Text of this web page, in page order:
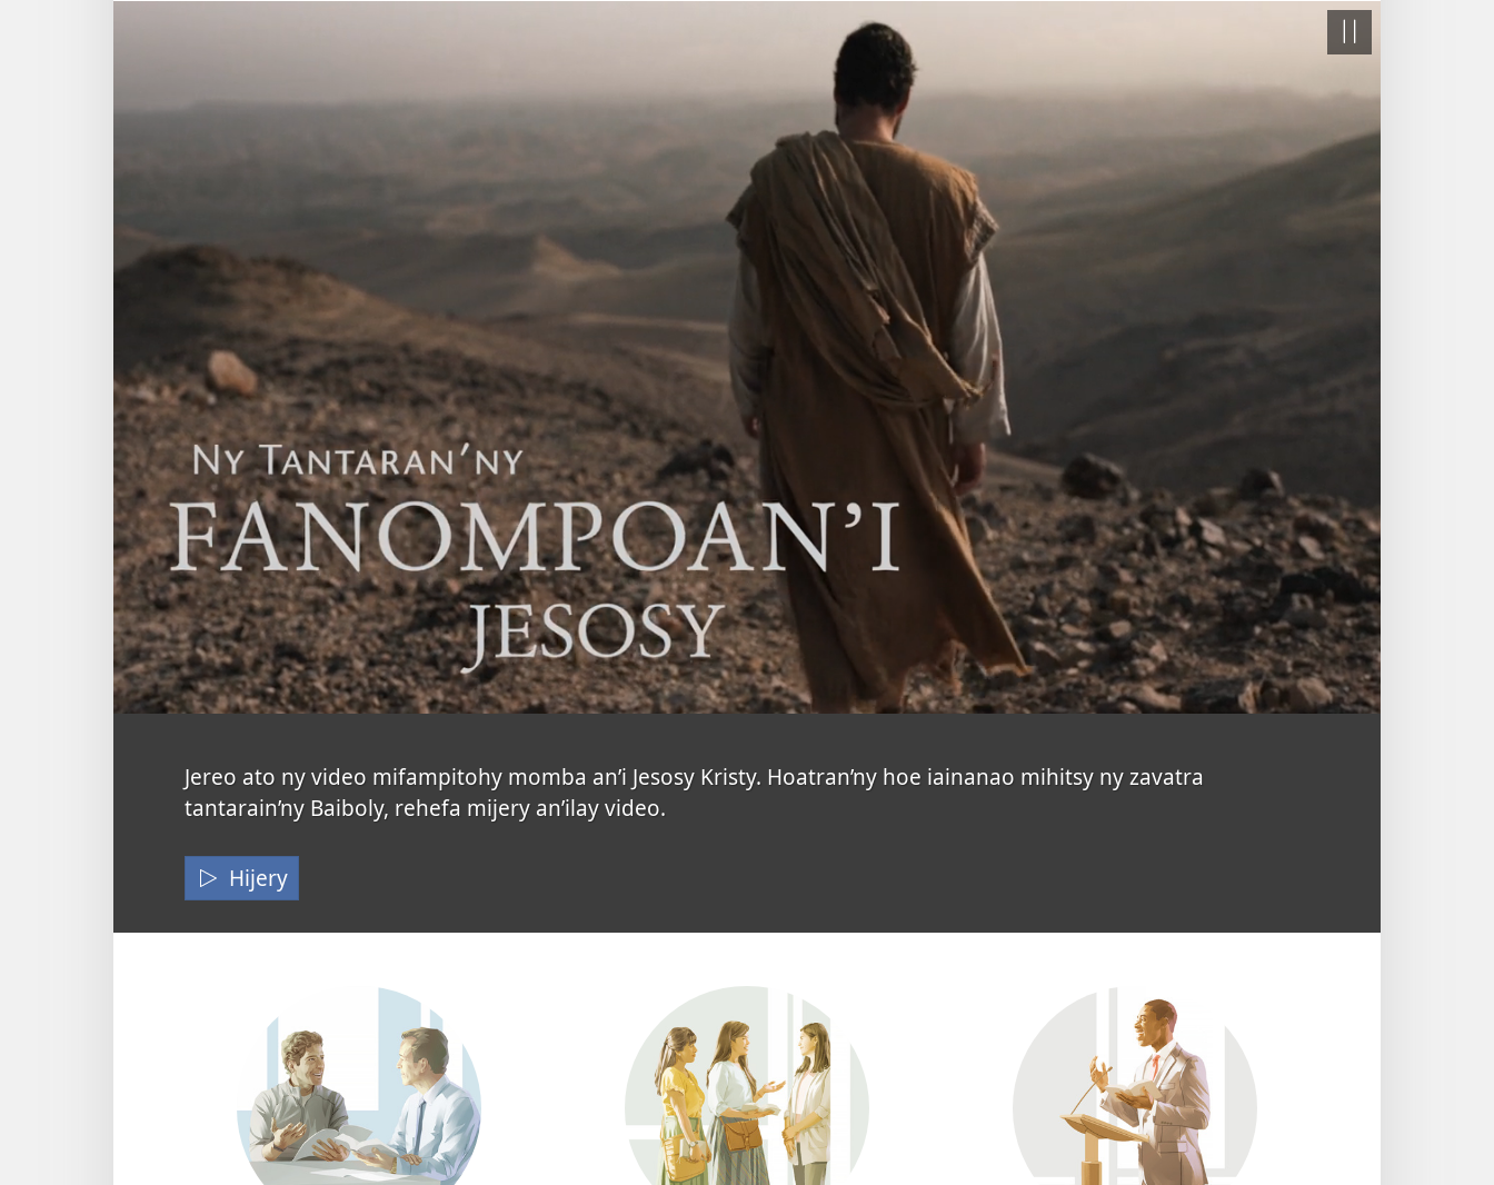
Ny
Tantaran’ny
Fanompoan’i
Jesosy
Jereo ato ny video mifampitohy momba an’i Jesosy Kristy. Hoatran’ny hoe iainanao mihitsy ny zavatra
tantarain’ny Baiboly, rehefa mijery an’ilay video.
Hijery